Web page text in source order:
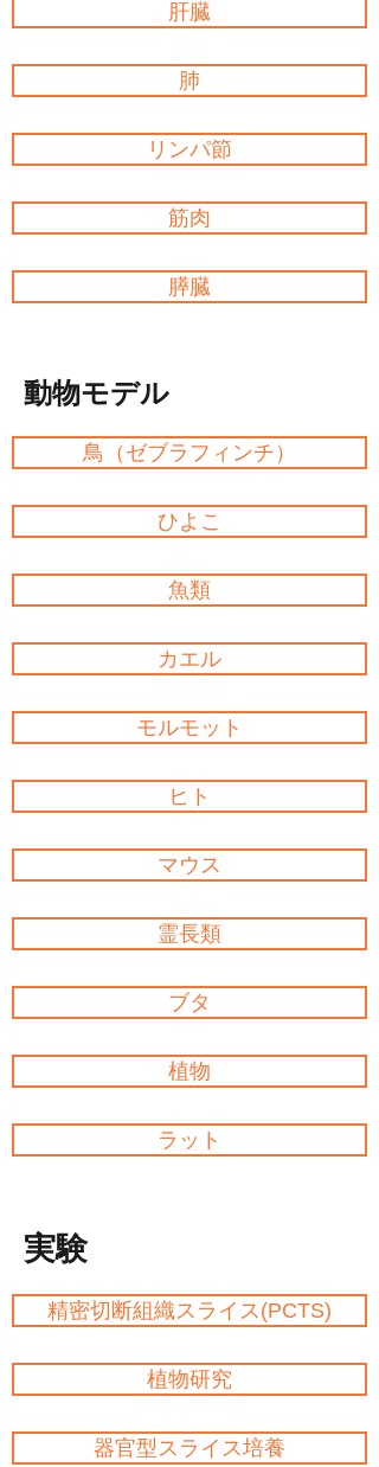
肝臓
肺
リンパ節
筋肉
膵臓
動物モデル
鳥（ゼブラフィンチ）
ひよこ
魚類
カエル
モルモット
ヒト
マウス
霊長類
ブタ
植物
ラット
実験
精密切断組織スライス(PCTS)
植物研究
器官型スライス培養